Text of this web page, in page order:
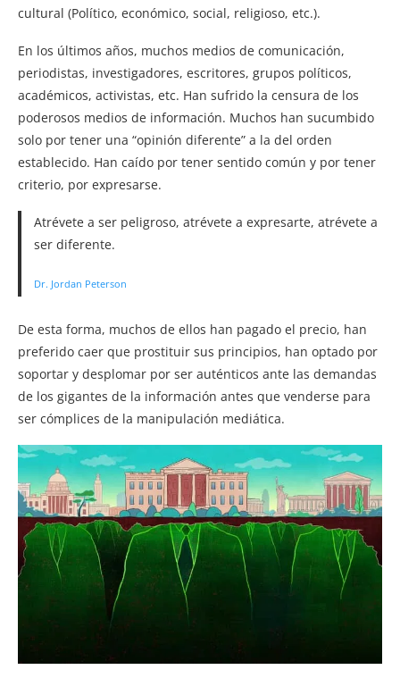
cultural (Político, económico, social, religioso, etc.).
En los últimos años, muchos medios de comunicación,
periodistas, investigadores, escritores, grupos políticos,
académicos, activistas, etc. Han sufrido la censura de los
poderosos medios de información. Muchos han sucumbido
solo por tener una “opinión diferente” a la del orden
establecido. Han caído por tener sentido común y por tener
criterio, por expresarse.
Atrévete a ser peligroso, atrévete a expresarte, atrévete a
ser diferente.
Dr. Jordan Peterson
De esta forma, muchos de ellos han pagado el precio, han
preferido caer que prostituir sus principios, han optado por
soportar y desplomar por ser auténticos ante las demandas
de los gigantes de la información antes que venderse para
ser cómplices de la manipulación mediática.